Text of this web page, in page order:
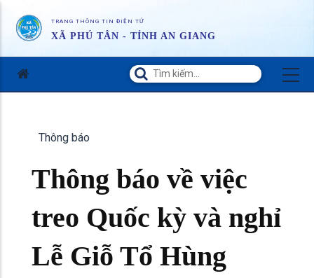
TRANG THÔNG TIN ĐIỆN TỬ
XÃ PHÚ TÂN - TỈNH AN GIANG
Thông báo
Thông báo về việc
treo Quốc kỳ và nghỉ
Lễ Giỗ Tổ Hùng